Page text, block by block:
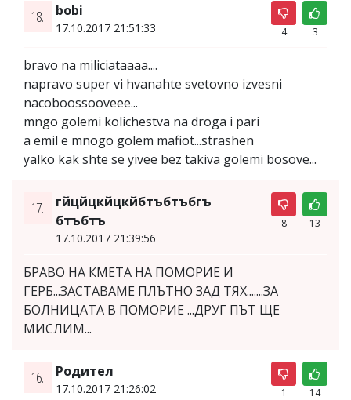
18. bobi
17.10.2017 21:51:33 4 3
bravo na miliciataaaa....
napravo super vi hvanahte svetovno izvesni
nacoboossooveee...
mngo golemi kolichestva na droga i pari
a emil e mnogo golem mafiot...strashen
yalko kak shte se yivee bez takiva golemi bosove...
17.
гйцйцкйцкйбтъбтъбгъ
бтъбтъ
17.10.2017 21:39:56
8 13
БРАВО НА КМЕТА НА ПОМОРИЕ И
ГЕРБ...ЗАСТАВАМЕ ПЛЪТНО ЗАД ТЯХ.......ЗА
БОЛНИЦАТА В ПОМОРИЕ ...ДРУГ ПЪТ ЩЕ
МИСЛИМ...
16. Родител
17.10.2017 21:26:02 1 14